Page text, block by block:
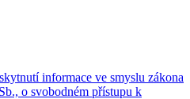
informace ve smyslu zákona
o svobodném přístupu k